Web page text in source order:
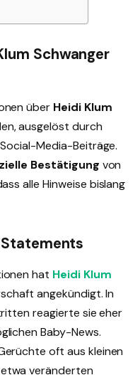
Schwanger
über Heidi Klum
ausgelöst durch
Media-Beiträge.
Bestätigung von
alle Hinweise bislang
hat Heidi Klum
angekündigt. In
reagierte sie eher
Baby-News.
oft aus kleinen
veränderten